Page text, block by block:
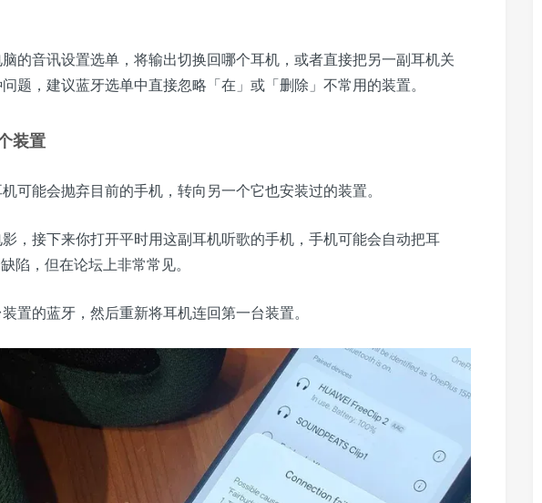
的音讯设置选单，将输出切换回哪个耳机，或者直接把另一副耳机关
题，建议蓝牙选单中直接忽略「在」或「删除」不常用的装置。
装置
可能会抛弃目前的手机，转向另一个它也安装过的装置。
，接下来你打开平时用这副耳机听歌的手机，手机可能会自动把耳
陷，但在论坛上非常常见。
置的蓝牙，然后重新将耳机连回第一台装置。